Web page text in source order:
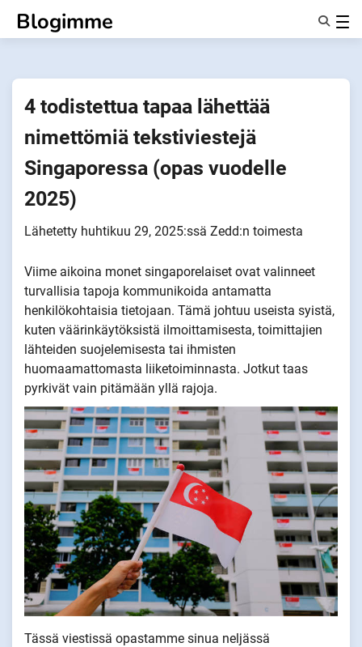
sisältöön
Blogimme
Tietoa Meistä
4 todistettua tapaa lähettää
nimettömiä tekstiviestejä
Singaporessa (opas vuodelle
2025)
Lähetetty huhtikuu 29, 2025:ssä Zedd:n toimesta
Viime aikoina monet singaporelaiset ovat valinneet
turvallisia tapoja kommunikoida antamatta
henkilökohtaisia tietojaan. Tämä johtuu useista syistä,
kuten väärinkäytöksistä ilmoittamisesta, toimittajien
lähteiden suojelemisesta tai ihmisten
huomaamattomasta liiketoiminnasta. Jotkut taas
pyrkivät vain pitämään yllä rajoja.
Tässä viestissä opastamme sinua neljässä